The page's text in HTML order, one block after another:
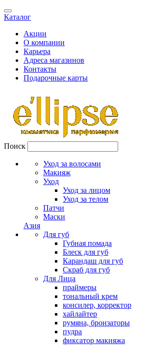
Каталог
Акции
О компании
Карьера
Адреса магазинов
Контакты
Подарочные карты
Поиск
Уход за волосами
Макияж
Уход
Уход за лицом
Уход за телом
Патчи
Маски
Азия
Для губ
Губная помада
Блеск для губ
Карандаш для губ
Скраб для губ
Для Лица
праймеры
тональный крем
консилер, корректор
хайлайтер
румяна, бронзаторы
пудра
фиксатор макияжа